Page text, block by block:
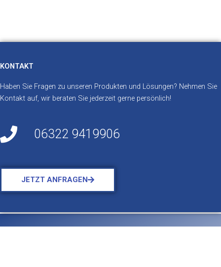
KONTAKT
Haben Sie Fragen zu unseren Produkten und Lösungen? Nehmen Sie
Kontakt auf, wir beraten Sie jederzeit gerne persönlich!
06322 9419906
JETZT ANFRAGEN
Copyright © 2026 Metalltechnik Lang